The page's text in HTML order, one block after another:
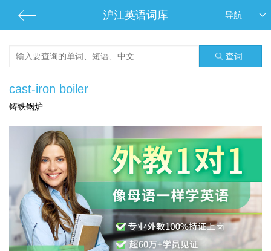
沪江英语词库 导航
查词
cast-iron boiler
铸铁锅炉